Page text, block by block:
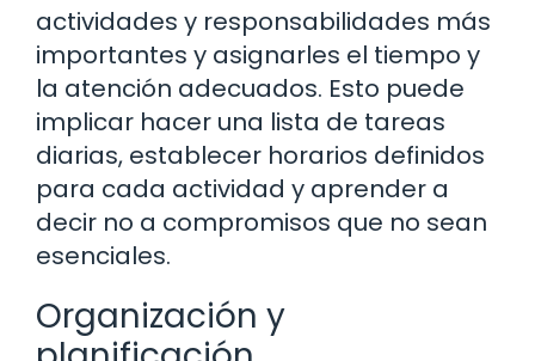
actividades y responsabilidades más
importantes y asignarles el tiempo y
la atención adecuados. Esto puede
implicar hacer una lista de tareas
diarias, establecer horarios definidos
para cada actividad y aprender a
decir no a compromisos que no sean
esenciales.
Organización y